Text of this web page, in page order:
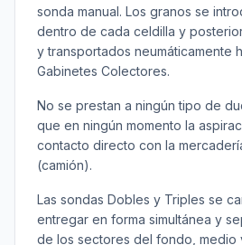
sonda manual. Los granos se
dentro de cada celdilla y
y transportados neumáticamente
Gabinetes Colectores.
No se prestan a ningún tipo de
que en ningún momento la
contacto directo con la
(camión).
Las sondas Dobles y Triples se
entregar en forma simultánea y
de los sectores del fondo, medio